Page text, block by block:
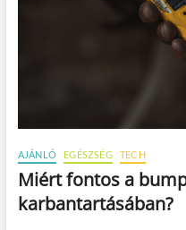
AJÁNLÓ EGÉSZSÉG TECH
Miért fontos a
karbantartásában?